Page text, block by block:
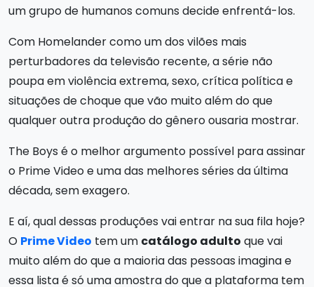
um grupo de humanos comuns decide enfrentá-los.
Com Homelander como um dos vilões mais
perturbadores da televisão recente, a série não
poupa em violência extrema, sexo, crítica política e
situações de choque que vão muito além do que
qualquer outra produção do gênero ousaria mostrar.
The Boys é o melhor argumento possível para assinar
o Prime Video e uma das melhores séries da última
década, sem exagero.
E aí, qual dessas produções vai entrar na sua fila hoje?
O Prime Video tem um catálogo adulto que vai
muito além do que a maioria das pessoas imagina e
essa lista é só uma amostra do que a plataforma tem